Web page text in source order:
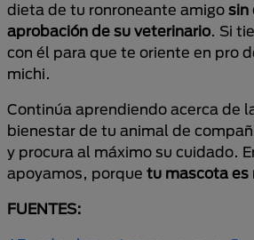
dieta de tu ronroneante amigo sin
aprobación de su veterinario. Si
con él para que te oriente en pro
michi.
Continúa aprendiendo acerca de
bienestar de tu animal de
y procura al máximo su cuidado.
apoyamos, porque tu mascota es
FUENTES: